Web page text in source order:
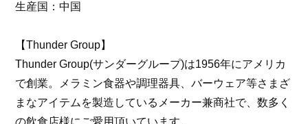
生産国：中国
【Thunder Group】
Thunder Group(サンダーグループ)は1956年にアメリカ
で創業。メラミン食器や調理器具、バーウェア等さまざ
まなアイテムを製造しているメーカー兼商社で、数多く
の飲食店様にご愛用頂いています。